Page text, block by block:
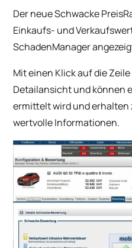
Der neue Schwacke
Einkaufs- und
SchadenManager
Mit einen Klick auf die
Detailansicht und können
ermittelt wird und
wertvolle Informationen.